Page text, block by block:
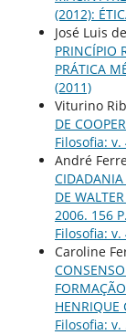
(2012):
José Luis
PRINCÍPIO
PRÁTICA
(2011)
Viturino
DE
Filosofia: v.
André
CIDADANIA
DE
2006. 156
Filosofia: v.
Caroline
HENRIQUE
Filosofia: v.